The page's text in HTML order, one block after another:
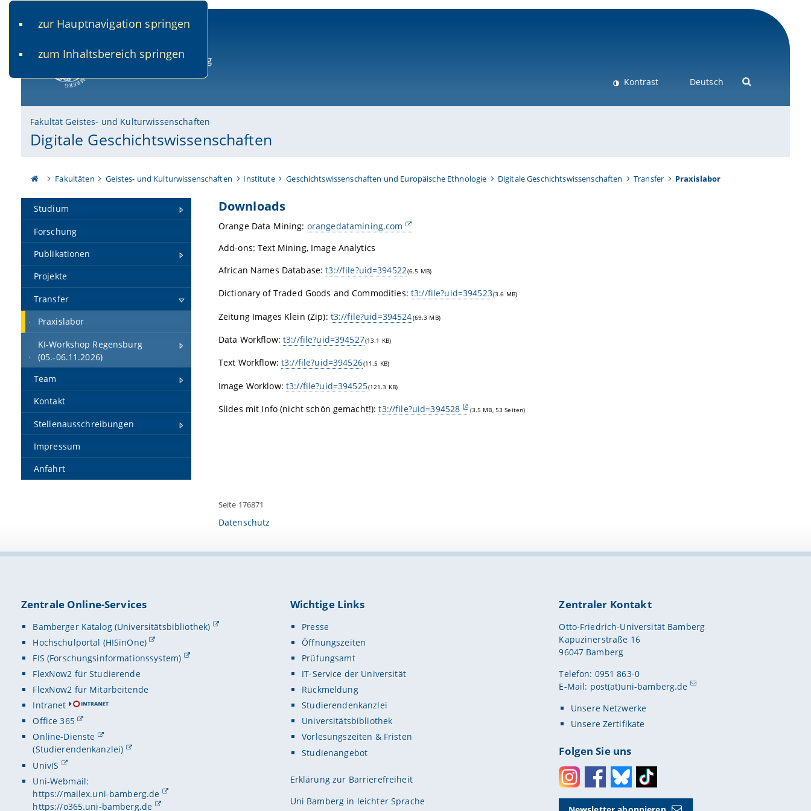
zur Hauptnavigation springen
zum Inhaltsbereich springen
Kontrast Deutsch
Fakultät Geistes- und Kulturwissenschaften
Digitale Geschichtswissenschaften
Fakultäten Geistes- und Kulturwissenschaften Institute Geschichtswissenschaften und Europäische Ethnologie Digitale Geschichtswissenschaften Transfer Praxislabor
Studium
Forschung
Publikationen
Projekte
Transfer
Praxislabor
KI-Workshop Regensburg
(05.-06.11.2026)
Team
Kontakt
Stellenausschreibungen
Impressum
Anfahrt
Downloads
Orange Data Mining: orangedatamining.com
Add-ons: Text Mining, Image Analytics
African Names Database:t3://file?uid=394522(6.5 MB)
Dictionary of Traded Goods and Commodities:t3://file?uid=394523(3.6 MB)
Zeitung Images Klein (Zip): t3://file?uid=394524(69.3 MB)
Data Workflow: t3://file?uid=394527(13.1 KB)
Text Workflow: t3://file?uid=394526(11.5 KB)
Image Worklow: t3://file?uid=394525(121.3 KB)
Slides mit Info (nicht schön gemacht!):t3://file?uid=394528 (3.5 MB, 53 Seiten)
Seite 176871
Datenschutz
Zentrale Online-Services
Bamberger Katalog (Universitätsbibliothek)
Hochschulportal (HISinOne)
FIS (Forschungsinformationssystem)
FlexNow2 für Studierende
FlexNow2 für Mitarbeitende
Intranet
Office 365
Online-Dienste
(Studierendenkanzlei)
UnivIS
Uni-Webmail:
https://mailex.uni-bamberg.de
https://o365.uni-bamberg.de
Wichtige Links
Presse
Öffnungszeiten
Prüfungsamt
IT-Service der Universität
Rückmeldung
Studierendenkanzlei
Universitätsbibliothek
Vorlesungszeiten & Fristen
Studienangebot
Erklärung zur Barrierefreiheit
Uni Bamberg in leichter Sprache
Zentraler Kontakt
Otto-Friedrich-Universität Bamberg
Kapuzinerstraße 16
96047 Bamberg
Telefon: 0951 863-0
E-Mail: post(at)uni-bamberg.de
Unsere Netzwerke
Unsere Zertifikate
Folgen Sie uns
InstagramFacebookBlueskyToktok